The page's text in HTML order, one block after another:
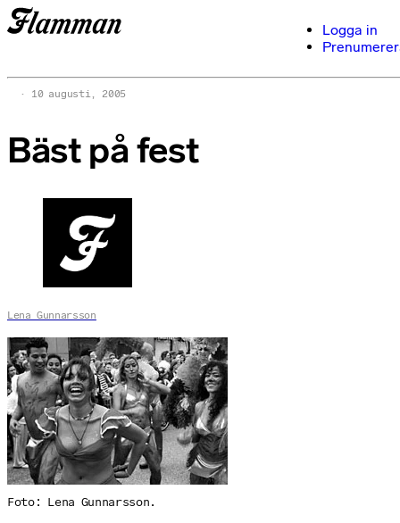
Logga in
10 augusti, 2005
Bäst på fest
Lena Gunnarsson
Foto: Lena Gunnarsson.